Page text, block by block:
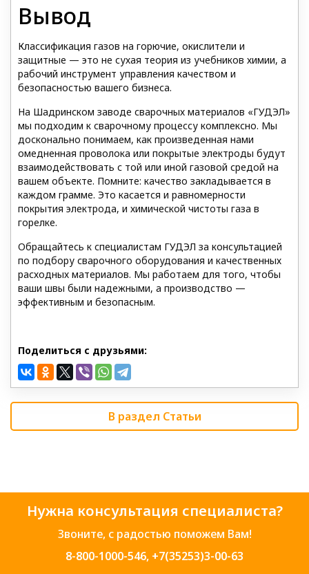
Вывод
Классификация газов на горючие, окислители и
защитные — это не сухая теория из учебников химии, а
рабочий инструмент управления качеством и
безопасностью вашего бизнеса.
На Шадринском заводе сварочных материалов «ГУДЭЛ»
мы подходим к сварочному процессу комплексно. Мы
досконально понимаем, как произведенная нами
омедненная проволока или покрытые электроды будут
взаимодействовать с той или иной газовой средой на
вашем объекте. Помните: качество закладывается в
каждом грамме. Это касается и равномерности
покрытия электрода, и химической чистоты газа в
горелке.
Обращайтесь к специалистам ГУДЭЛ за консультацией
по подбору сварочного оборудования и качественных
расходных материалов. Мы работаем для того, чтобы
ваши швы были надежными, а производство —
эффективным и безопасным.
Поделиться с друзьями:
В раздел Статьи
Нужна консультация специалиста?
Звоните, с радостью поможем Вам!
8-800-1000-546, +7(35253)3-00-63